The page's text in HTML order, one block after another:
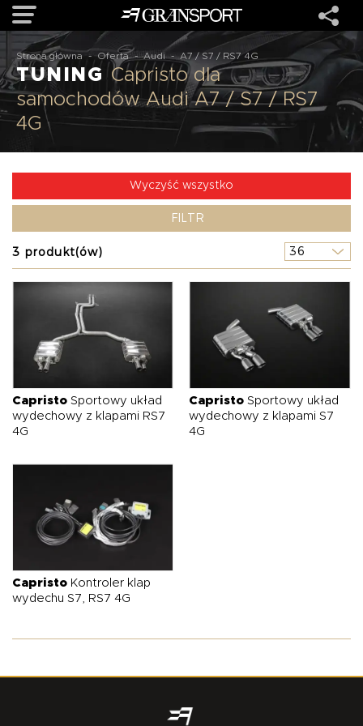
OFERTA
MARKI
O NAS
O NAS ZOSTAŃ PARTNEREM
Strona główna - Oferta - Audi - A7 / S7 / RS7 4G
TUNING Capristo dla
samochodów Audi A7 / S7 / RS7
4G
Wyczyść wszystko
FILTR
3 produkt(ów)
Capristo Sportowy układ
wydechowy z klapami RS7
4G
Capristo Sportowy układ
wydechowy z klapami S7
4G
Capristo Kontroler klap
wydechu S7, RS7 4G